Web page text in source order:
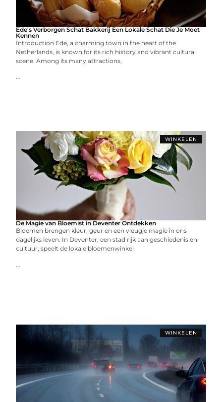
Ede's Verborgen Schat Bakkerij Een Lokale Schat Die Je Moet
Kennen
Introduction Ede, a charming town in the heart of the
Netherlands, is known for its rich history and vibrant cultural
scene. Among its many attractions,
...
WINKELEN
De Magie van Bloemist in Deventer Ontdekken
Bloemen brengen kleur, geur en een vleugje magie in ons
dagelijks leven. In Deventer, een stad rijk aan geschiedenis en
cultuur, speelt de lokale bloemenwinkel
...
WINKELEN